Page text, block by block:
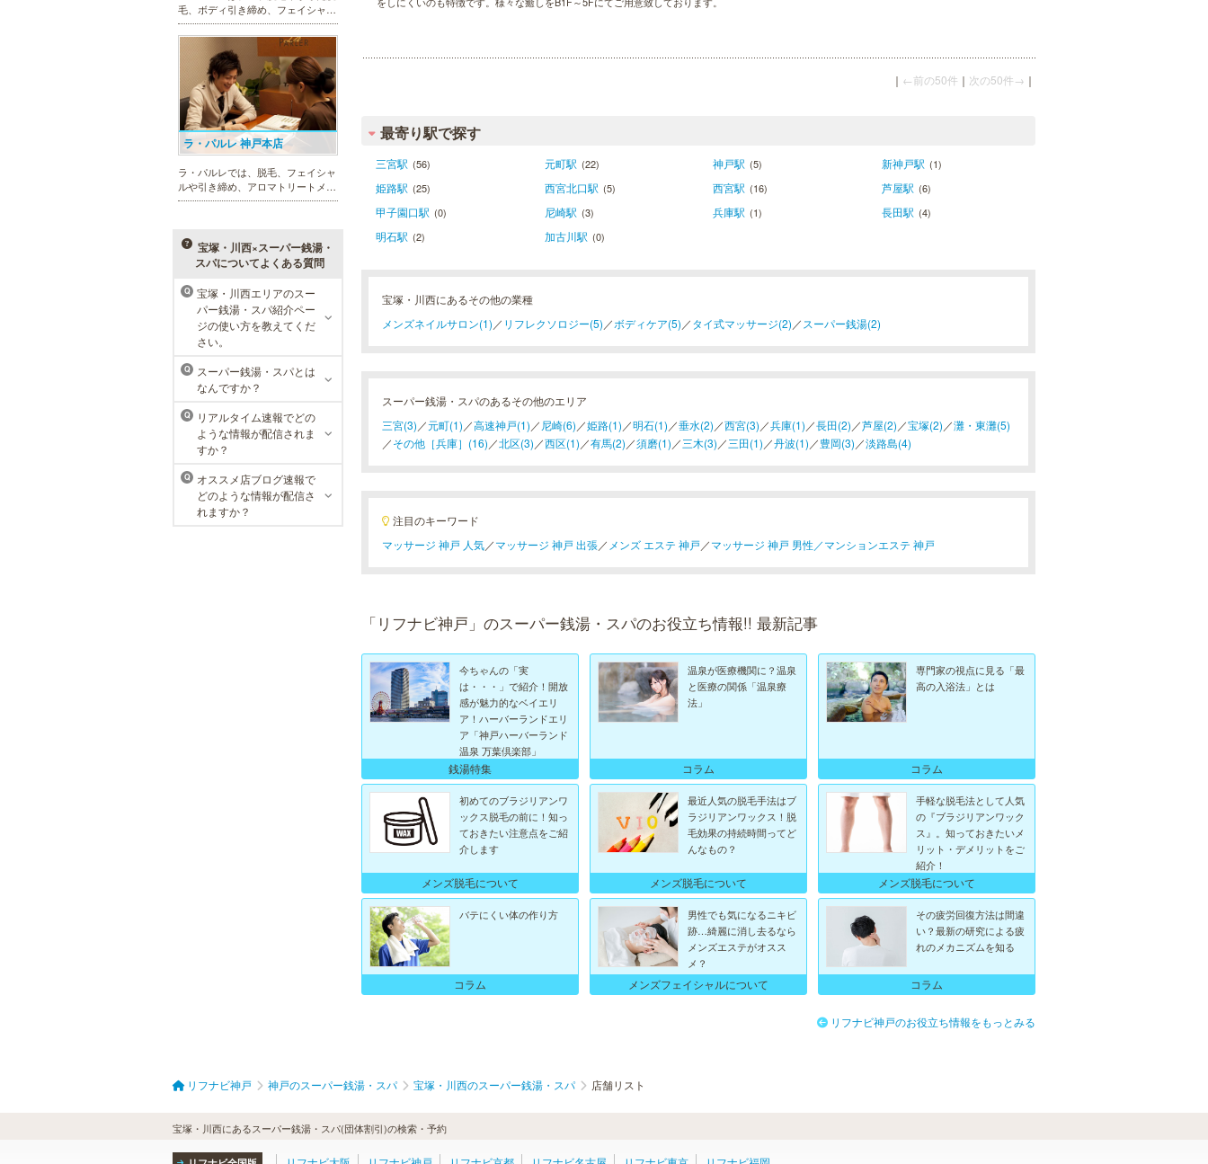
毛、ボディ引き締め、フェイシャル
等、清潔感を保ちたい方や、お手入
れを楽に済ませたい方を全力でサポ
ート致します。各種体験コースもご
用意し、お待ちしております。
ラ・パルレ 神戸本店
ラ・パルレでは、脱毛、フェイシャ
ルや引き締め、アロマトリートメン
ト、本格的なダイエットコース等、
回限定体験コースも多数取り揃えて
おります。
メンズリゼクリニック 神戸三
宮院
メンズリゼクリニックの永久脱毛が
全国で受けられます。多くの男性患
者様にご支持頂き、新宿1院から始
まったメンズリゼクリニックが、現
在では提携院含め全国10院を展開す
るクリニックになりました。
宝塚・川西×スーパー銭湯・
スパについてよくある質問
Q
宝塚・川西エリアのスー
パー銭湯・スパ紹介ペー
ジの使い方を教えてくだ
さい。
Q
スーパー銭湯・スパとは
なんですか？
Q
リアルタイム速報でどの
ような情報が配信されま
すか？
Q
オススメ店ブログ速報で
どのような情報が配信さ
れますか？
｜ ←前の50件 ｜ 次の50件→ ｜
最寄り駅で探す
三宮駅 (56) 元町駅 (22) 神戸駅 (5) 新神戸駅 (1)
姫路駅 (25) 西宮北口駅 (5) 西宮駅 (16) 芦屋駅 (6)
甲子園口駅 (0) 尼崎駅 (3) 兵庫駅 (1) 長田駅 (4)
明石駅 (2) 加古川駅 (0)
宝塚・川西にあるその他の業種
メンズネイルサロン(1) ／ リフレクソロジー(5) ／ボディケア(5) ／タイ式マッサージ(2) ／ スーパー銭湯(2)
スーパー銭湯・スパのあるその他のエリア
三宮(3) ／元町(1) ／高速神戸(1) ／ 尼崎(6) ／姫路(1) ／明石(1) ／垂水(2) ／西宮(3) ／兵庫(1) ／長田(2) ／芦屋(2) ／宝塚(2) ／灘・東灘(5)
／その他［兵庫］(16) ／北区(3) ／西区(1) ／有馬(2) ／須磨(1) ／三木(3) ／三田(1) ／丹波(1) ／豊岡(3) ／淡路島(4)
注目のキーワード
マッサージ 神戸 人気／マッサージ 神戸 出張／ メンズ エステ 神戸／マッサージ 神戸 男性／マンションエステ 神戸
「リフナビ神戸」のスーパー銭湯・スパのお役立ち情報!! 最新記事
今ちゃんの「実
は・・・」で紹介！開放
感が魅力的なベイエリ
ア！ハーバーランドエリ
ア「神戸ハーバーランド
温泉 万葉倶楽部」
銭湯特集
温泉が医療機関に？温泉
と医療の関係「温泉療
法」
コラム
専門家の視点に見る「最
高の入浴法」とは
コラム
初めてのブラジリアンワ
ックス脱毛の前に！知っ
ておきたい注意点をご紹
介します
メンズ脱毛について
最近人気の脱毛手法はブ
ラジリアンワックス！脱
毛効果の持続時間ってど
んなもの？
メンズ脱毛について
手軽な脱毛法として人気
の『ブラジリアンワック
ス』。知っておきたいメ
リット・デメリットをご
紹介！
メンズ脱毛について
バテにくい体の作り方
コラム
男性でも気になるニキビ
跡…綺麗に消し去るなら
メンズエステがオスス
メ？
メンズフェイシャルについて
その疲労回復方法は間違
い？最新の研究による疲
れのメカニズムを知る
コラム
リフナビ神戸のお役立ち情報をもっとみる
リフナビ神戸 神戸のスーパー銭湯・スパ 宝塚・川西のスーパー銭湯・スパ 店舗リスト
宝塚・川西にあるスーパー銭湯・スパ(団体割引)の検索・予約